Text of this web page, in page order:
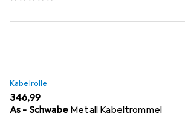
Kabelrolle
EUR
346,99
As - Schwabe Metall Kabeltrommel